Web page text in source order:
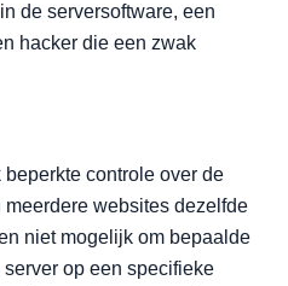
de serversoftware, een
hacker die een zwak
controle over de
websites dezelfde
niet mogelijk om bepaalde
op een specifieke